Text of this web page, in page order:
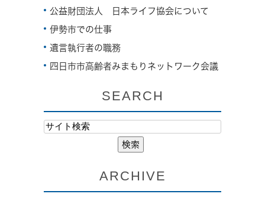
公益財団法人 日本ライフ協会について
伊勢市での仕事
遺言執行者の職務
四日市市高齢者みまもりネットワーク会議
SEARCH
ARCHIVE